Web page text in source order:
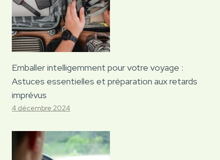
Emballer intelligemment pour votre voyage :
Astuces essentielles et préparation aux retards
imprévus
4 décembre 2024